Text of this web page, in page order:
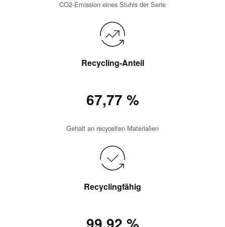
CO2-Emission eines Stuhls der Serie
Recycling-Anteil
67,77 %
Gehalt an recycelten Materialien
Recyclingfähig